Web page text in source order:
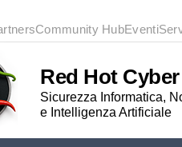
Community HubEventi
Red Hot Cyber
Sicurezza Informatica,
e Intelligenza Artificiale